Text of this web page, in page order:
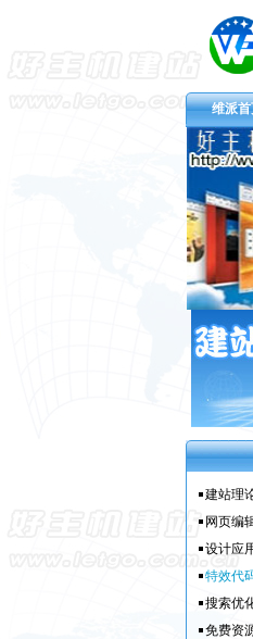
维派
建站理
网页编
设计应
特效代
搜索优
免费资